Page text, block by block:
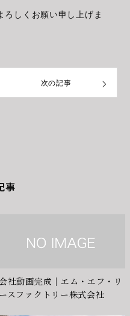
ろしくお願い申し上げま
次の記事
事
会社動画完成｜エム・エフ・リ
ースファクトリー株式会社